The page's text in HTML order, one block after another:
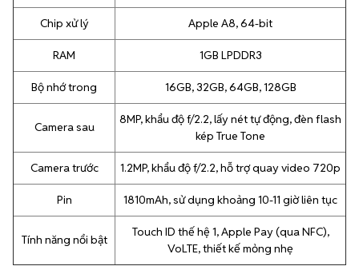
Chip xử lý Apple A8, 64-bit
RAM 1GB LPDDR3
Bộ nhớ trong 16GB, 32GB, 64GB, 128GB
Camera sau
8MP, khẩu độ f/2.2, lấy nét tự động, đèn flash
kép True Tone
Camera trước 1.2MP, khẩu độ f/2.2, hỗ trợ quay video 720p
Pin 1810mAh, sử dụng khoảng 10-11 giờ liên tục
Tính năng nổi bật
Touch ID thế hệ 1, Apple Pay (qua NFC),
VoLTE, thiết kế mỏng nhẹ